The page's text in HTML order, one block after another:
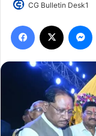
CG Bulletin Desk1
Facebook